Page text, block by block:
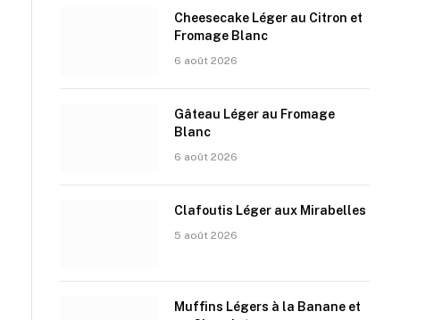
Cheesecake Léger au Citron et
Fromage Blanc
6 août 2026
Gâteau Léger au Fromage
Blanc
6 août 2026
Clafoutis Léger aux Mirabelles
5 août 2026
Muffins Légers à la Banane et